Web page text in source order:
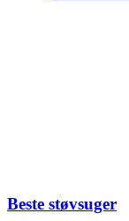
Beste støvsuger